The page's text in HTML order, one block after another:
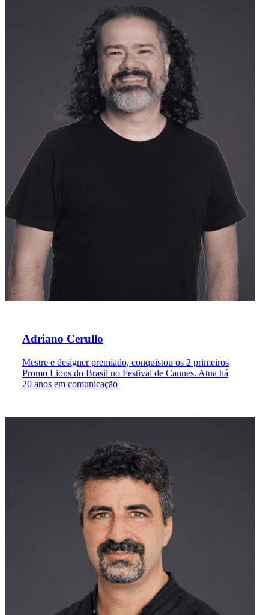
Adriano Cerullo
Mestre e designer premiado, conquistou os 2 primeiros
Promo Lions do Brasil no Festival de Cannes. Atua há
20 anos em comunicação